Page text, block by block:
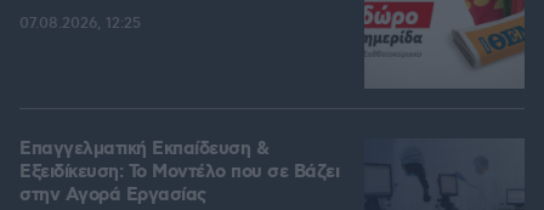
07.08.2026, 12:25
Επαγγελματική Εκπαίδευση &
Εξειδίκευση: Το Mοντέλο που σε Bάζει
στην Aγορά Eργασίας